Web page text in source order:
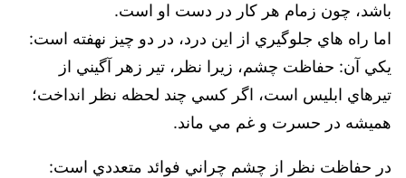
باشد، چون زمام هر کار در دست او است.
اما راه هاي جلوگيري از اين درد، در دو چيز نهفته است:
يکي آن: ‌حفاظت چشم، زيرا نظر، تير زهر آگيني از
تيرهاي ابليس است، اگر کسي چند لحظه نظر انداخت؛
هميشه در حسرت و غم مي ماند.
در حفاظت نظر از چشم چراني فوائد متعددي است: